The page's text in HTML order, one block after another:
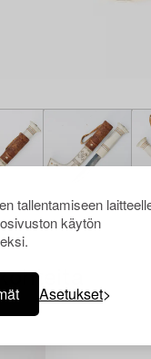
tallentamiseen
käytön
Asetukset